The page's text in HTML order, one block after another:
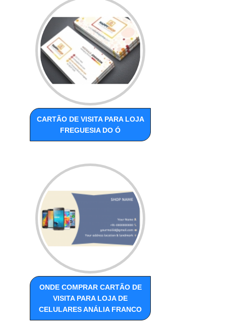
CARTÃO DE VISITA PARA LOJA
FREGUESIA DO Ó
ONDE COMPRAR CARTÃO DE
VISITA PARA LOJA DE
CELULARES ANÁLIA FRANCO